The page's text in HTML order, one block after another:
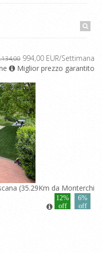
994,00 EUR/Settimana
Miglior prezzo garantito
(35.29Km da Monterchi
12%
off
6%
off